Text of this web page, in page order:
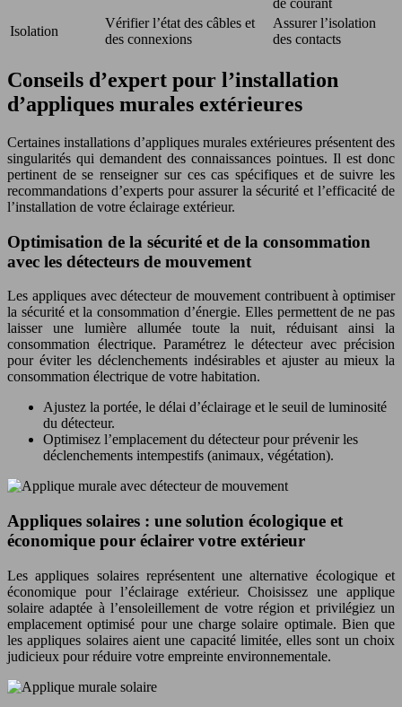
de courant
Isolation
Vérifier l’état des câbles et
des connexions
Assurer l’isolation
des contacts
Conseils d’expert pour l’installation
d’appliques murales extérieures
Certaines installations d’appliques murales extérieures présentent des
singularités qui demandent des connaissances pointues. Il est donc
pertinent de se renseigner sur ces cas spécifiques et de suivre les
recommandations d’experts pour assurer la sécurité et l’efficacité de
l’installation de votre éclairage extérieur.
Optimisation de la sécurité et de la consommation
avec les détecteurs de mouvement
Les appliques avec détecteur de mouvement contribuent à optimiser
la sécurité et la consommation d’énergie. Elles permettent de ne pas
laisser une lumière allumée toute la nuit, réduisant ainsi la
consommation électrique. Paramétrez le détecteur avec précision
pour éviter les déclenchements indésirables et ajuster au mieux la
consommation électrique de votre habitation.
Ajustez la portée, le délai d’éclairage et le seuil de luminosité
du détecteur.
Optimisez l’emplacement du détecteur pour prévenir les
déclenchements intempestifs (animaux, végétation).
Appliques solaires : une solution écologique et
économique pour éclairer votre extérieur
Les appliques solaires représentent une alternative écologique et
économique pour l’éclairage extérieur. Choisissez une applique
solaire adaptée à l’ensoleillement de votre région et privilégiez un
emplacement optimisé pour une charge solaire optimale. Bien que
les appliques solaires aient une capacité limitée, elles sont un choix
judicieux pour réduire votre empreinte environnementale.